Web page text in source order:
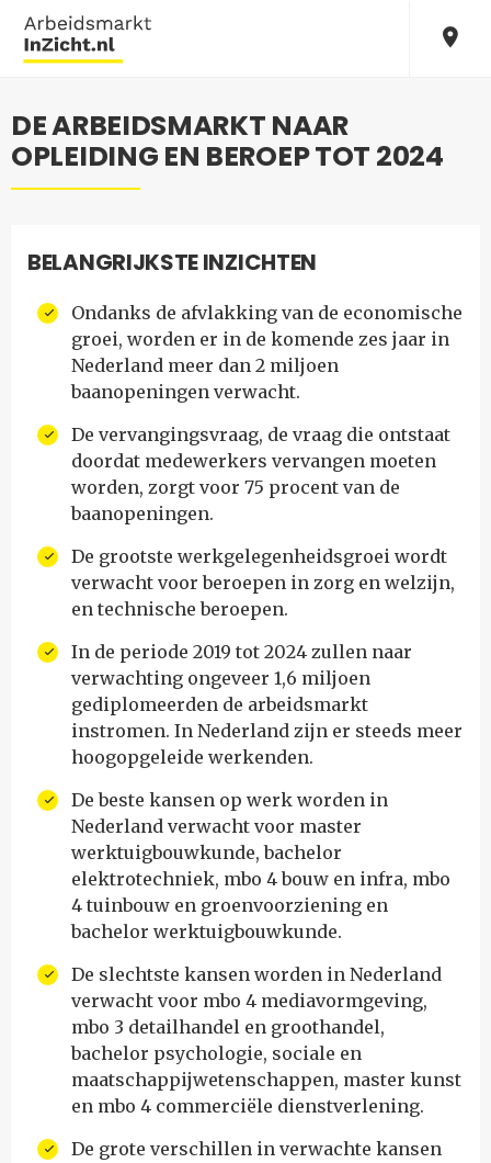
DE ARBEIDSMARKT NAAR
OPLEIDING EN BEROEP TOT 2024
BELANGRIJKSTE INZICHTEN
Ondanks de afvlakking van de economische
groei, worden er in de komende zes jaar in
Nederland meer dan 2 miljoen
baanopeningen verwacht.
De vervangingsvraag, de vraag die ontstaat
doordat medewerkers vervangen moeten
worden, zorgt voor 75 procent van de
baanopeningen.
De grootste werkgelegenheidsgroei wordt
verwacht voor beroepen in zorg en welzijn,
en technische beroepen.
In de periode 2019 tot 2024 zullen naar
verwachting ongeveer 1,6 miljoen
gediplomeerden de arbeidsmarkt
instromen. In Nederland zijn er steeds meer
hoogopgeleide werkenden.
De beste kansen op werk worden in
Nederland verwacht voor master
werktuigbouwkunde, bachelor
elektrotechniek, mbo 4 bouw en infra, mbo
4 tuinbouw en groenvoorziening en
bachelor werktuigbouwkunde.
De slechtste kansen worden in Nederland
verwacht voor mbo 4 mediavormgeving,
mbo 3 detailhandel en groothandel,
bachelor psychologie, sociale en
maatschappijwetenschappen, master kunst
en mbo 4 commerciële dienstverlening.
De grote verschillen in verwachte kansen